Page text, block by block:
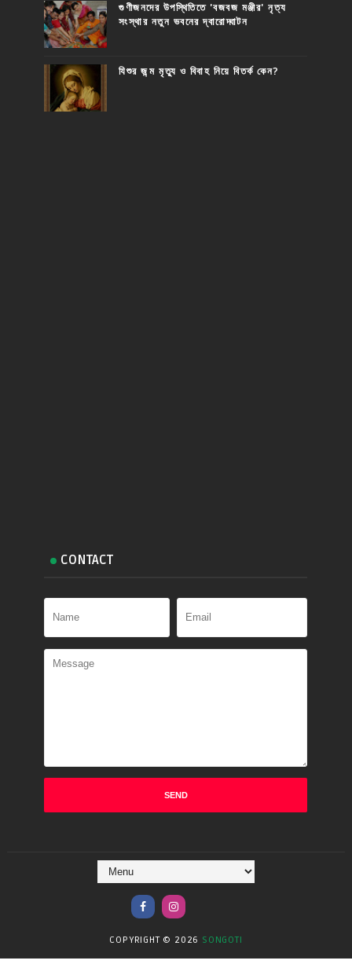
গুণীজনদের উপস্থিতিতে 'বজবজ মঞ্জীর' নৃত্য
সংস্থার নতুন ভবনের দ্বারোদ্ঘাটন
যিশুর জন্ম মৃত্যু ও বিবাহ নিয়ে বিতর্ক কেন?
CONTACT
COPYRIGHT © 2026 SONGOTI